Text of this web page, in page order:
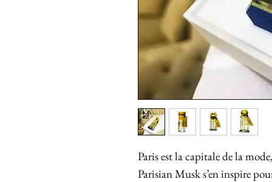
Paris est la capitale de la
Parisian Musk s’en inspire